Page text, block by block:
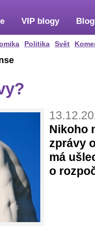
Politika Svět
VIP blogy
Nikoho
zprávy
má
o